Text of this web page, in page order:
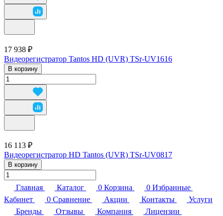
17 938 ₽
Видеорегистратор Tantos HD (UVR) TSr-UV1616
В корзину
16 113 ₽
Видеорегистратор HD Tantos (UVR) TSr-UV0817
В корзину
Главная Каталог 0 Корзина 0 Избранные
Кабинет
0 Сравнение Акции Контакты
Услуги
Бренды
Отзывы Компания
Лицензии